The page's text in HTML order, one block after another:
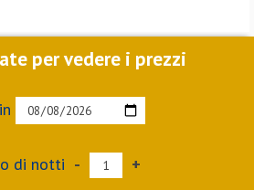
per vedere i prezzi
di notti - +